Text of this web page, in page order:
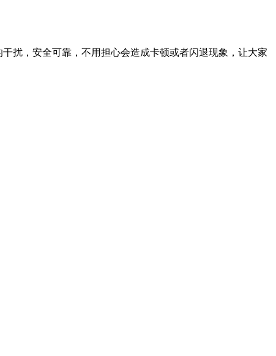
扰，安全可靠，不用担心会造成卡顿或者闪退现象，让大家